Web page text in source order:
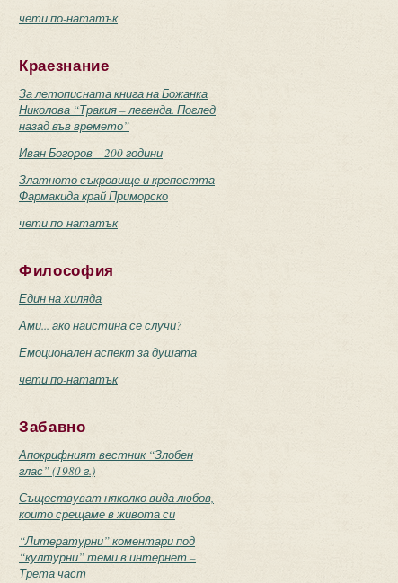
чети по-нататък
Краезнание
За летописната книга на Божанка
Николова “Тракия – легенда. Поглед
назад във времето”
Иван Богоров – 200 години
Златното съкровище и крепостта
Фармакида край Приморско
чети по-нататък
Философия
Един на хиляда
Ами... ако наистина се случи?
Емоционален аспект за душата
чети по-нататък
Забавно
Апокрифният вестник “Злобен
глас” (1980 г.)
Съществуват няколко вида любов,
които срещаме в живота си
“Литературни” коментари под
“културни” теми в интернет –
Трета част